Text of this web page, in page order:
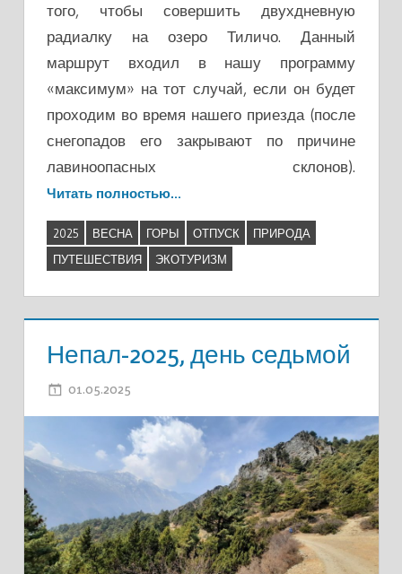
того, чтобы совершить двухдневную
радиалку на озеро Тиличо. Данный
маршрут входил в нашу программу
«максимум» на тот случай, если он будет
проходим во время нашего приезда (после
снегопадов его закрывают по причине
лавиноопасных склонов).
Читать полностью…
2025 ВЕСНА ГОРЫ ОТПУСК
ПРИРОДА
ПУТЕШЕСТВИЯ
ЭКОТУРИЗМ
Непал-2025, день седьмой
01.05.2025